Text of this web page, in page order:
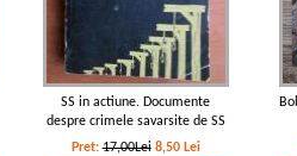
SS in actiune. Documente
despre crimele savarsite de SS
Pret:17,00Lei 8,50 Lei